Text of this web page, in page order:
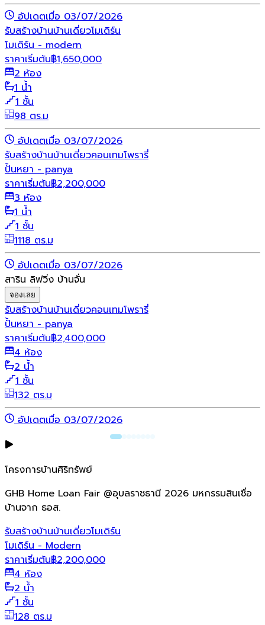
อัปเดตเมื่อ 03/07/2026
รับสร้างบ้านบ้านเดี่ยวโมเดิร์น
โมเดิร์น - modern
ราคาเริ่มต้น฿1,650,000
2 ห้อง
1 น้ำ
1 ชั้น
98 ตร.ม
อัปเดตเมื่อ 03/07/2026
รับสร้างบ้านบ้านเดี่ยวคอนเทมโพรารี่
ปั้นหยา - panya
ราคาเริ่มต้น฿2,200,000
3 ห้อง
1 น้ำ
1 ชั้น
1118 ตร.ม
อัปเดตเมื่อ 03/07/2026
สาริน ลิฟวิ่ง บ้านจั่น
จองเลย
รับสร้างบ้านบ้านเดี่ยวคอนเทมโพรารี่
ปั้นหยา - panya
ราคาเริ่มต้น฿2,400,000
4 ห้อง
2 น้ำ
1 ชั้น
132 ตร.ม
อัปเดตเมื่อ 03/07/2026
โครงการบ้านศิริทรัพย์
GHB Home Loan Fair @อุบลราชธานี 2026 มหกรรมสินเชื่อ
บ้านจาก ธอส.
รับสร้างบ้านบ้านเดี่ยวโมเดิร์น
โมเดิร์น - Modern
ราคาเริ่มต้น฿2,200,000
4 ห้อง
2 น้ำ
1 ชั้น
128 ตร.ม